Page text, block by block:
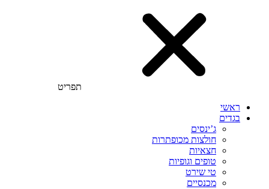
תפריט
ראשי
בגדים
ג’ינסים
חולצות מכופתרות
חצאיות
טופים וגופיות
טי שירט
מכנסיים